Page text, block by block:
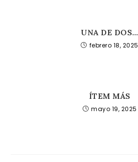
UNA DE DOS…
febrero 18, 2025
ÍTEM MÁS
mayo 19, 2025